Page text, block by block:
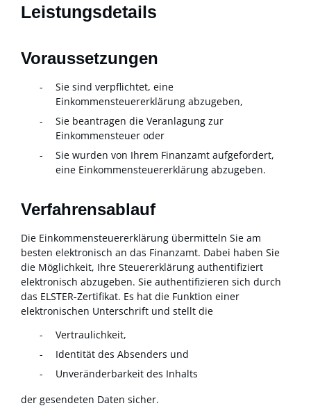
Leistungsdetails
Voraussetzungen
Sie sind verpflichtet, eine
Einkommensteuererklärung abzugeben,
Sie beantragen die Veranlagung zur
Einkommensteuer oder
Sie wurden von Ihrem Finanzamt aufgefordert,
eine Einkommensteuererklärung abzugeben.
Verfahrensablauf
Die Einkommensteuererklärung übermitteln Sie am
besten elektronisch an das Finanzamt. Dabei haben Sie
die Möglichkeit, Ihre Steuererklärung authentifiziert
elektronisch abzugeben. Sie authentifizieren sich durch
das ELSTER-Zertifikat. Es hat die Funktion einer
elektronischen Unterschrift und stellt die
Vertraulichkeit,
Identität des Absenders und
Unveränderbarkeit des Inhalts
der gesendeten Daten sicher.